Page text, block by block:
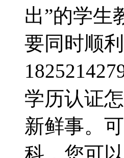
出”的学生
要同时顺
学历认证
新鲜事。